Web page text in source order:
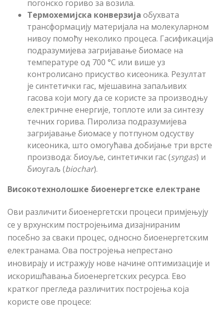
погонско гориво за возила.
Термохемијска конверзија обухвата
трансформацију материјала на молекуларном
нивоу помоћу неколико процеса. Гасификација
подразумијева загријавање биомасе на
температуре од 700 °C или више уз
контролисано присуство кисеоника. Резултат
је синтетички гас, мјешавина запаљивих
гасова који могу да се користе за производњу
електричне енергије, топлоте или за синтезу
течних горива. Пиролиза подразумијева
загријавање биомасе у потпуном одсуству
кисеоника, што омогућава добијање три врсте
производа: биоуље, синтетички гас (syngas) и
биоугаљ (biochar).
Високотехнолошке биоенергетске електране
Ови различити биоенергетски процеси примјењују
се у врхунским постројењима дизајнираним
посебно за сваки процес, односно биоенергетским
електранама. Ова постројења непрестано
иновирају и истражују нове начине оптимизације и
искоришћавања биоенергетских ресурса. Ево
кратког прегледа различитих постројења која
користе ове процесе: